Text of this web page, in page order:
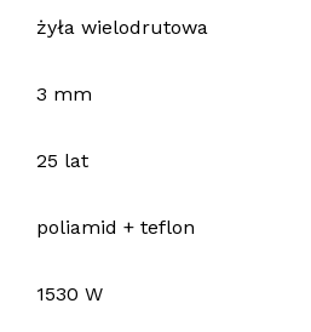
żyła wielodrutowa
3 mm
25 lat
poliamid + teflon
1530 W